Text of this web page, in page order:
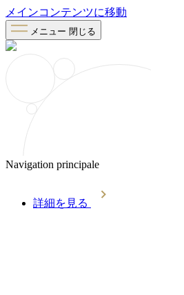
メインコンテンツに移動
メニュー 閉じる
Navigation principale
詳細を見る